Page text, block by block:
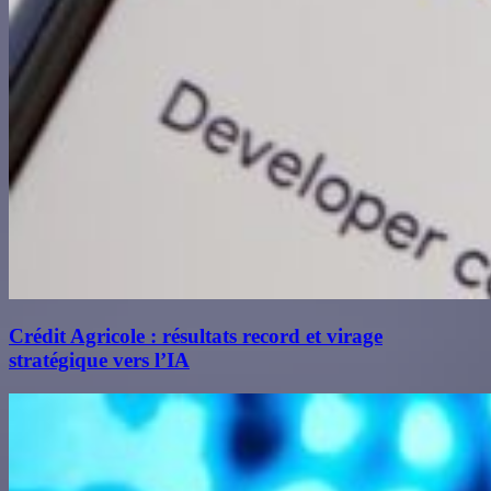
Crédit Agricole : résultats record et virage
stratégique vers l’IA